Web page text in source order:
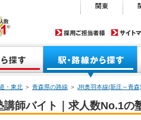
・東北 ＞ 青森県の路線 ＞ JR奥羽本線(新庄～青森)
講師バイト｜求人数No.1の